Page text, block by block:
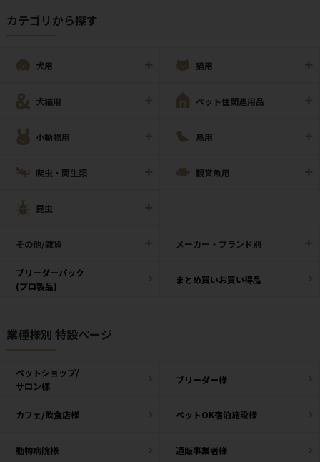
カテゴリから探す
犬用 猫用
犬猫用 ペット住関連用品
小動物用 鳥用
爬虫・両生類 観賞魚用
昆虫
その他/雑貨 メーカー・ブランド別
ブリーダーパック
(プロ製品)
まとめ買いお買い得品
業種様別 特設ページ
ペットショップ/
サロン様
ブリーダー様
カフェ/飲食店様 ペットOK宿泊施設様
動物病院様 通販事業者様